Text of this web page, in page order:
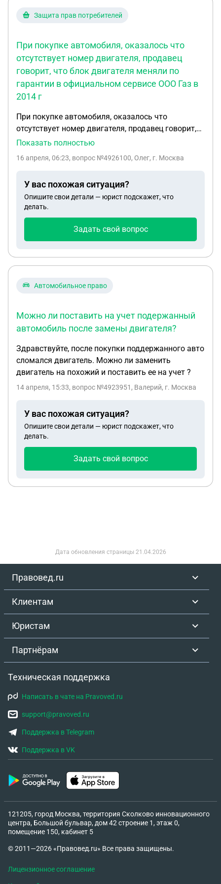
быть,говорили по хорошему и ругались.Устали.
Защита прав потребителей
При покупке автомобиля, оказалось что
отсутствует номер двигателя, продавец
говорит, что блок двигателя меняли по
гарантии в официальном сервисе ООО Газ в
2014 г
При покупке автомобиля, оказалось что
отсутствует номер двигателя, продавец говорит,
что блок двигателя меняли по гарантии в
документов на данный момент нет. При запросе в
храняться 5 лет. Блок двигателя безномерной,
есть только номер производственный, что не
является номеро м двигателя. Сделали
некриминалность блока двигателя, но в ГАИ
постантвки на учëт данного авто.
Показать полностью
16 апреля, 06:23, вопрос №4926100, Олег, г. Москва
У вас похожая ситуация?
Опишите свои детали — юрист подскажет, что
делать.
Задать свой вопрос
Автомобильное право
Можно ли поставить на учет подержанный
автомобиль после замены двигателя?
Здравствуйте, после покупки поддержанного авто
сломался двигатель. Можно ли заменить
двигатель на похожий и поставить ее на учет ?
14 апреля, 15:33, вопрос №4923951, Валерий, г. Москва
У вас похожая ситуация?
Опишите свои детали — юрист подскажет, что
делать.
Задать свой вопрос
Дата обновления страницы 21.04.2026
Правовед.ru
Клиентам
Юристам
Партнёрам
Техническая поддержка
Написать в чате на Pravoved.ru
support@pravoved.ru
Поддержка в Telegram
Поддержка в VK
121205, город Москва, территория Сколково инновационного
центра, Большой бульвар, дом 42 строение 1, этаж 0,
помещение 150, кабинет 5
© 2011—2026 «Правовед.ru» Все права защищены.
Лицензионное соглашение